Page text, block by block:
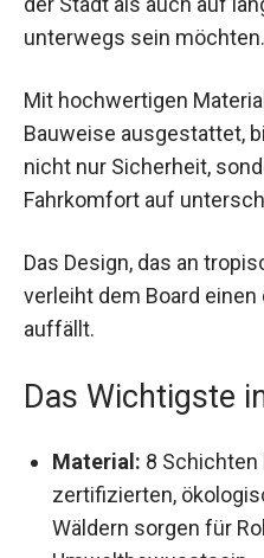
stilvoll unterwegs sein
Bauweise ausgestattet,
nicht nur Sicherheit,
Fahrkomfort auf
verleiht dem Board einen
auffällt.
Das Wichtigste in
zertifizierten,
Wäldern sorgen für
Umweltbewusstsein.